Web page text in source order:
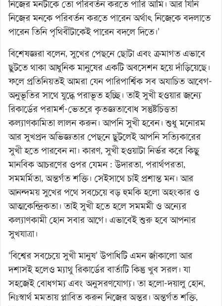
নিজের মনটাকে তো পরিবর্তন করতে পারি আমি। আর যিনি
নিজের মনকে পরিবর্তন করতে পারেন অর্থাৎ নিজেকে বদলাতে
পারেন তিনি পৃথিবীটাকেই পারেন বদলে দিতে।’
বিশেষজ্ঞরা বলেন, সুখের পেছনে ছোটা এবং ক্রমাগত এভাবে
ছুটতে থাকা আধুনিক মানুষের একটি অবসেশন হয়ে দাঁড়িয়েছে।
ফলে প্রতিনিয়তই আমরা যেন পারিপার্শ্বিক সব অযাচিত আবেগ-
অনুভূতির সাথে যুদ্ধে পরাভূত হচ্ছি। তাই সুখী হওয়ার জন্যে
রিকার্ডের পরামর্শ-ভেতরে কৃতজ্ঞতাবোধ সন্তুষ্টচিত্ততা
কল্যাণকামিতা লালন করুন। আপনি সুখী হবেন। শুধু মনোরম
আর সুখপ্রদ অভিজ্ঞতার পেছনে ছুটলেই আপনি সত্যিকারের
সুখী হতে পারবেন না। কারণ, সুখী হওয়াটা নির্ভর করে কিছু
মানবিক আচরণের ওপর যেমন : উদারতা, পরার্থপরতা,
সমমর্মিতা, অন্তর্গত শক্তি। সেইসাথে চাই প্রশান্ত মন। আর
আনন্দময় সুখের পথে সবচেয়ে বড় হুমকি হলো অহংকার ও
আত্মকেন্দ্রিকতা। তাই সুখী হতে হলে সমমর্মী ও অন্যের
কল্যাণকামী হোন সবার আগে। এভাবেই শুরু হবে আপনার
সুখযাত্রা।
‘বিশ্বের সবচেয়ে সুখী মানুষ’ উপাধিটি এমন জাঁকালো আর
দশাসই হলেও ম্যাথু রিকার্ডের বার্তাটি কিন্তু খুব সরল। যা
সহজেই বোধগম্য এবং অনুসরণযোগ্য। তা হলো-দয়ালু হোন,
নিঃস্বার্থ মমতায় প্লাবিত করুন নিজের অন্তর। অন্তর্গত শক্তি,